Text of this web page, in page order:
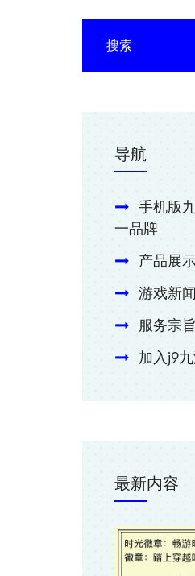
导航
手机版
一品牌
产品展
游戏新闻
服务宗旨
加入j9
最新内容